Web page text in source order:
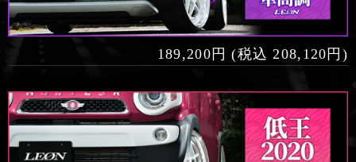
189,200円 (税込 208,120円)